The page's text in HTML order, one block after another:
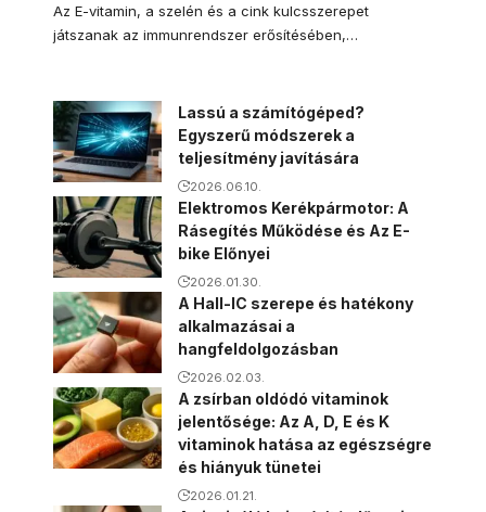
Az E-vitamin, a szelén és a cink kulcsszerepet
játszanak az immunrendszer erősítésében,…
Lassú a számítógéped?
Egyszerű módszerek a
teljesítmény javítására
2026.06.10.
Elektromos Kerékpármotor: A
Rásegítés Működése és Az E-
bike Előnyei
2026.01.30.
A Hall-IC szerepe és hatékony
alkalmazásai a
hangfeldolgozásban
2026.02.03.
A zsírban oldódó vitaminok
jelentősége: Az A, D, E és K
vitaminok hatása az egészségre
és hiányuk tünetei
2026.01.21.